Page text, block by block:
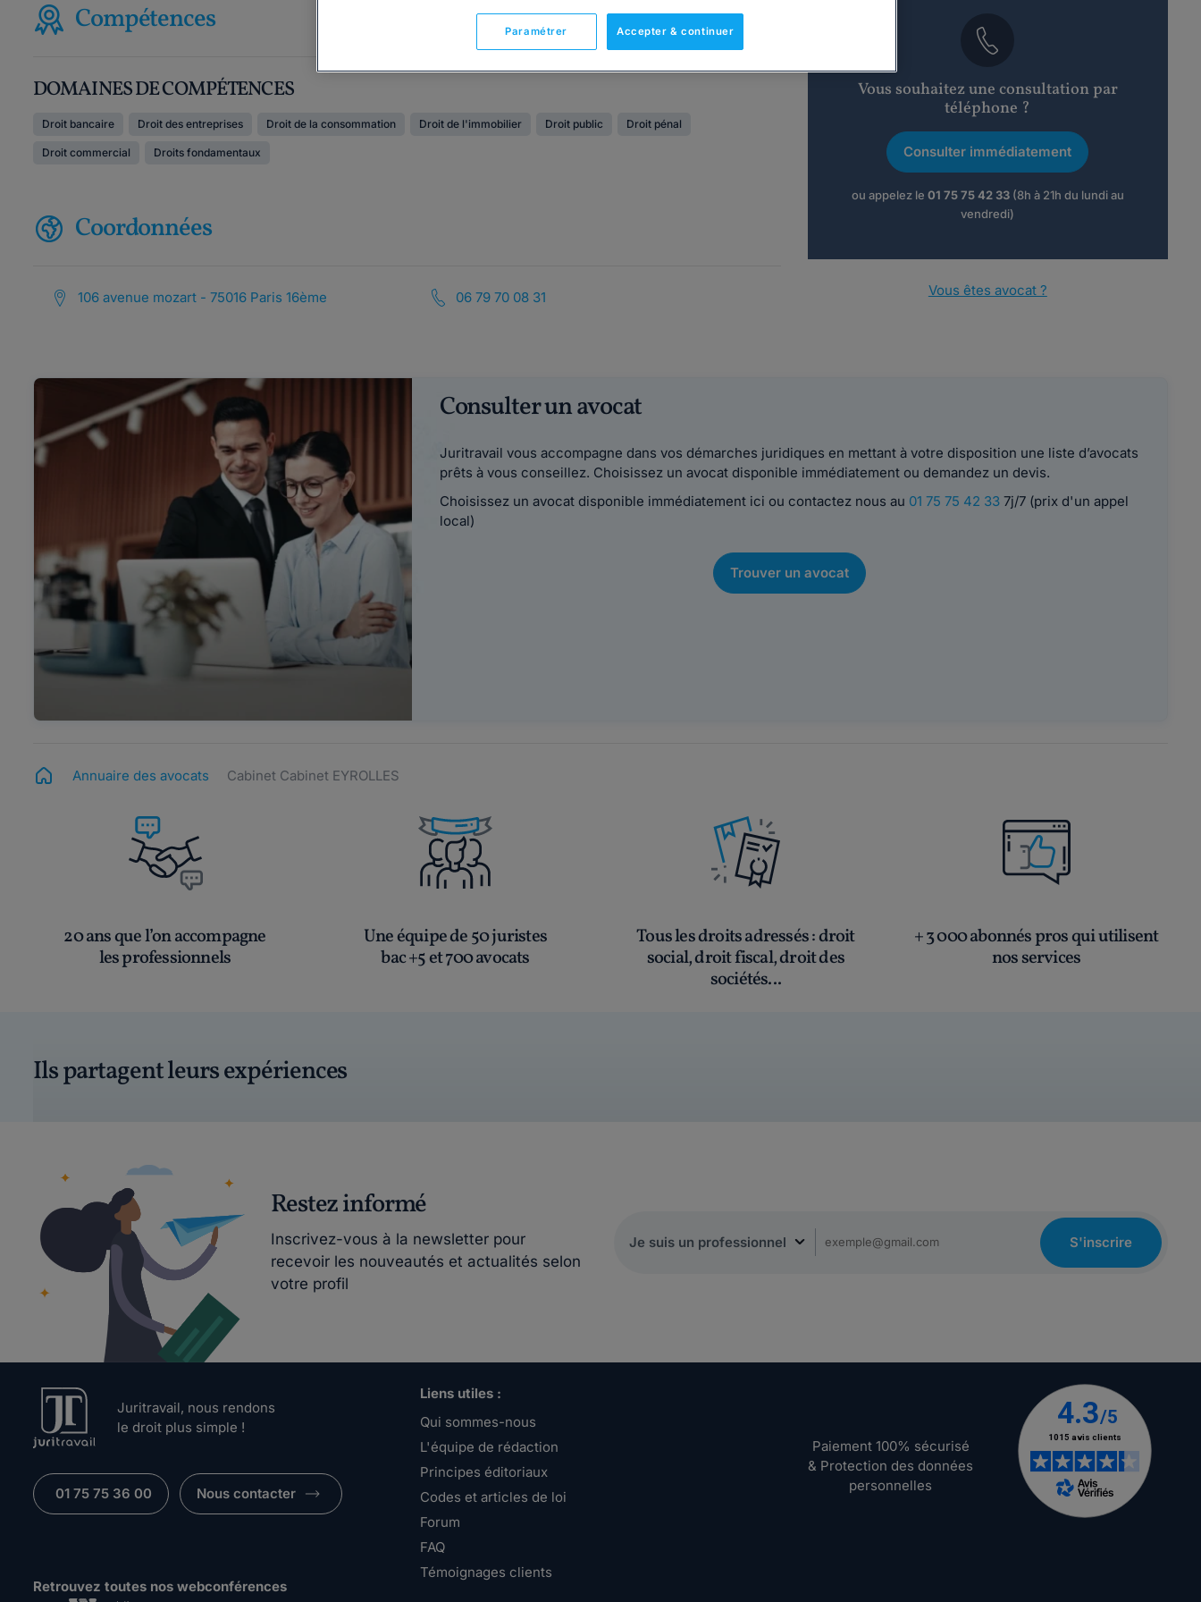
Compétences
DOMAINES DE COMPÉTENCES
Droit bancaire Droit des entreprises Droit de la consommation Droit de l'immobilier Droit public Droit pénal
Droit commercial Droits fondamentaux
Coordonnées
106 avenue mozart - 75016 Paris 16ème 06 79 70 08 31
Vous souhaitez une consultation par
téléphone ?
Consulter immédiatement
ou appelez le 01 75 75 42 33(8h à 21h du lundi au
vendredi)
Vous êtes avocat ?
Consulter un avocat
Juritravail vous accompagne dans vos démarches juridiques en mettant à votre disposition une liste d’avocats
prêts à vous conseillez. Choisissez un avocat disponible immédiatement ou demandez un devis.
Choisissez un avocat disponible immédiatement ici ou contactez nous au 01 75 75 42 337j/7 (prix d'un appel
local)
Trouver un avocat
Annuaire des avocats Cabinet Cabinet EYROLLES
20 ans que l’on accompagne
les professionnels
Une équipe de 50 juristes
bac +5 et 700 avocats
Tous les droits adressés: droit
social, droit fiscal, droit des
sociétés...
+ 3 000 abonnés pros qui utilisent
nos services
Ils partagent leurs expériences
Restez informé
Inscrivez-vous à la newsletter pour
recevoir les nouveautés et actualités selon
votre profil
S'inscrire
Juritravail, nous rendons
le droit plus simple !
01 75 75 36 00 Nous contacter
Retrouvez toutes nos webconférences
Liens utiles :
Qui sommes-nous
L'équipe de rédaction
Principes éditoriaux
Codes et articles de loi
Forum
FAQ
Témoignages clients
Paiement 100% sécurisé
& Protection des données
personnelles
Accepter & continuer
Paramétrer